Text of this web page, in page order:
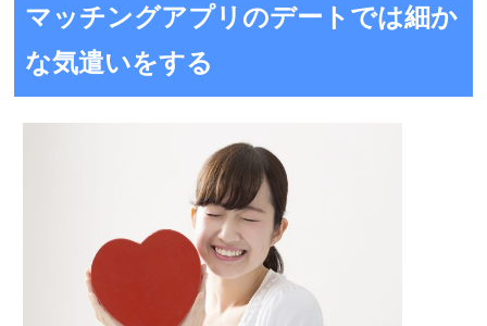
マッチングアプリのデートでは細か
な気遣いをする